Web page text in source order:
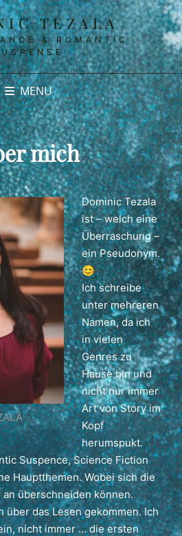
TEZALA
& ROMANTIC
MENU
mich
Dominic Tezala
ist – welch eine
Überraschung –
ein Pseudonym.
😊
Ich schreibe
unter mehreren
Namen, da ich
in vielen
Genres zu
Hause bin und
nicht nur immer
Art von Story im
Kopf
herumspukt.
Suspence, Science Fiction
Hauptthemen. Wobei sich die
an überschneiden können.
über das Lesen gekommen. Ich
nicht immer … die ersten